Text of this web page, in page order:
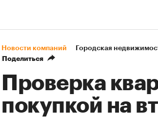
Новости компаний Городская
Поделиться
Проверка
покупкой на